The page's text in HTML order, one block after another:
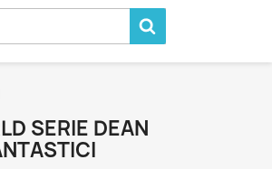
SERIE DEAN